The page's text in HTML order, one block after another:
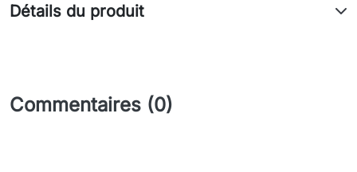
Détails du produit
Commentaires (0)